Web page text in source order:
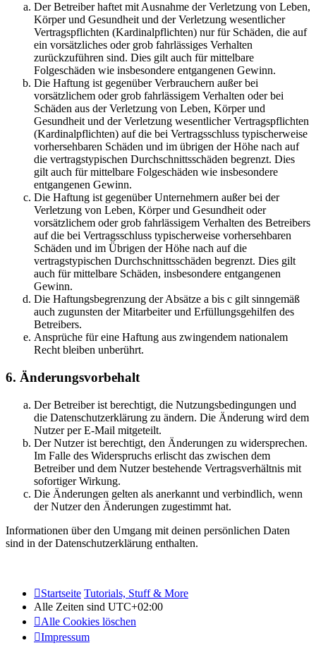
Der Betreiber haftet mit Ausnahme der Verletzung von Leben,
Körper und Gesundheit und der Verletzung wesentlicher
Vertragspflichten (Kardinalpflichten) nur für Schäden, die auf
ein vorsätzliches oder grob fahrlässiges Verhalten
zurückzuführen sind. Dies gilt auch für mittelbare
Folgeschäden wie insbesondere entgangenen Gewinn.
Die Haftung ist gegenüber Verbrauchern außer bei
vorsätzlichem oder grob fahrlässigem Verhalten oder bei
Schäden aus der Verletzung von Leben, Körper und
Gesundheit und der Verletzung wesentlicher Vertragspflichten
(Kardinalpflichten) auf die bei Vertragsschluss typischerweise
vorhersehbaren Schäden und im übrigen der Höhe nach auf
die vertragstypischen Durchschnittsschäden begrenzt. Dies
gilt auch für mittelbare Folgeschäden wie insbesondere
entgangenen Gewinn.
Die Haftung ist gegenüber Unternehmern außer bei der
Verletzung von Leben, Körper und Gesundheit oder
vorsätzlichem oder grob fahrlässigem Verhalten des Betreibers
auf die bei Vertragsschluss typischerweise vorhersehbaren
Schäden und im Übrigen der Höhe nach auf die
vertragstypischen Durchschnittsschäden begrenzt. Dies gilt
auch für mittelbare Schäden, insbesondere entgangenen
Gewinn.
Die Haftungsbegrenzung der Absätze a bis c gilt sinngemäß
auch zugunsten der Mitarbeiter und Erfüllungsgehilfen des
Betreibers.
Ansprüche für eine Haftung aus zwingendem nationalem
Recht bleiben unberührt.
6. Änderungsvorbehalt
Der Betreiber ist berechtigt, die Nutzungsbedingungen und
die Datenschutzerklärung zu ändern. Die Änderung wird dem
Nutzer per E-Mail mitgeteilt.
Der Nutzer ist berechtigt, den Änderungen zu widersprechen.
Im Falle des Widerspruchs erlischt das zwischen dem
Betreiber und dem Nutzer bestehende Vertragsverhältnis mit
sofortiger Wirkung.
Die Änderungen gelten als anerkannt und verbindlich, wenn
der Nutzer den Änderungen zugestimmt hat.
Informationen über den Umgang mit deinen persönlichen Daten
sind in der Datenschutzerklärung enthalten.
Startseite Tutorials, Stuff & More
Alle Zeiten sind UTC+02:00
Alle Cookies löschen
Impressum